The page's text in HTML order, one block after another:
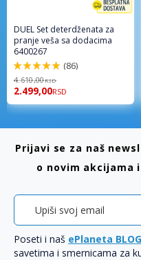
DUEL Set deterdženata za
pranje veša sa dodacima
6400267
98%
(86)
4.610,00RSD
2.499,00RSD
Prijavi se za naš
o novim akcijama
Poseti i naš ePlaneta BLOG
savetima i smernicama za